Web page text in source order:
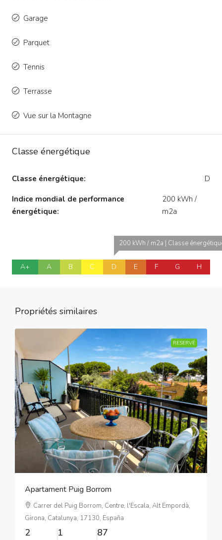
Garage
Parquet
Tennis
Terrasse
Vue sur la Montagne
Classe énergétique
Classe énergétique: D
Indice mondial de performance
énergétique:
200 kWh /
m2a
A+ A B C
200 kWh / m2a | Classe
D E F G H
Propriétés similaires
RESERVÉ
Apartament Puig Borrom
Carrer del Puig Borrom, Centre, l'Escala, Alt Empordà,
Girona, Catalunya, 17130, España
2 1 87